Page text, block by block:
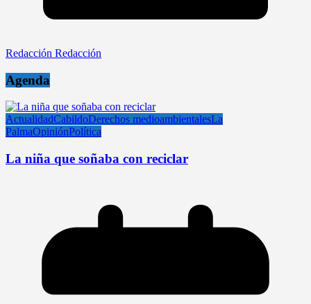
Redacción Redacción
Agenda
ActualidadCabildoDerechos medioambientalesLa
PalmaOpiniónPolítica
La niña que soñaba con reciclar